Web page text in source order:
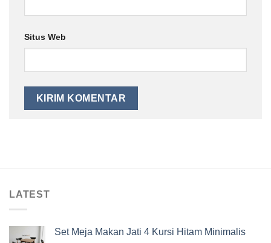
Situs Web
LATEST
Set Meja Makan Jati 4 Kursi Hitam Minimalis